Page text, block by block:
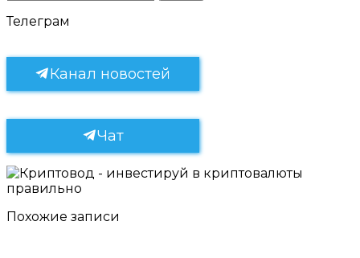
Телеграм
Канал новостей
Чат
Похожие записи